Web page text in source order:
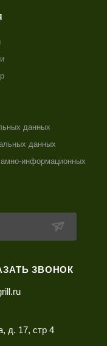
данных
данных
информационных
ЗВОНОК
д. 17, стр 4